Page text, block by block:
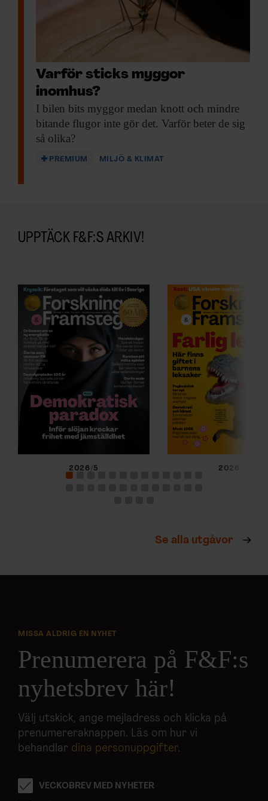
Varför sticks myggor
inomhus?
I bilen bits myggor medan knott och mindre
bitande flugor inte gör det. Varför beter de sig
så olika?
PREMIUM MILJÖ & KLIMAT
UPPTÄCK F&F:S ARKIV!
2026/5 2026/4
Se alla utgåvor
MISSA ALDRIG EN NYHET
Prenumerera på F&F:s
nyhetsbrev här!
Välj utskick, ange mejladress och klicka på
prenumereraknappen. Läs om hur vi
behandlar dina personuppgifter.
VECKOBREV MED NYHETER